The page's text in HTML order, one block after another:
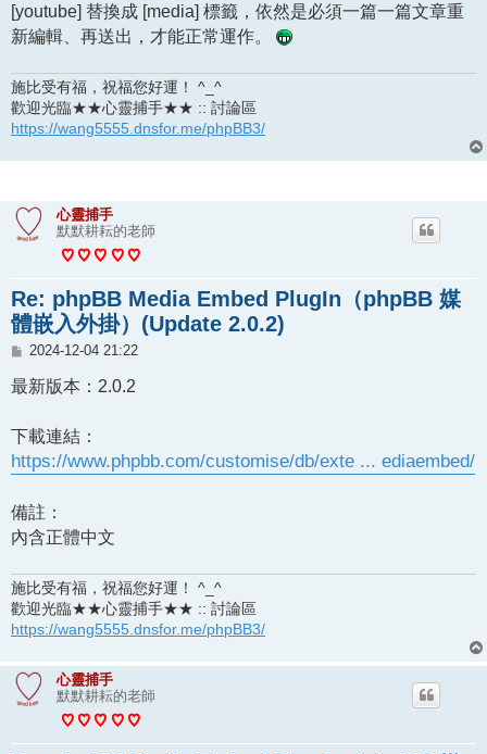
[youtube] 替換成 [media] 標籤，依然是必須一篇一篇文章重
新編輯、再送出，才能正常運作。
施比受有福，祝福您好運！ ^_^
歡迎光臨★★心靈捕手★★ :: 討論區
https://wang5555.dnsfor.me/phpBB3/
心靈捕手
默默耕耘的老師
Re: phpBB Media Embed PlugIn（phpBB 媒
體嵌入外掛）(Update 2.0.2)
文
2024-12-04 21:22
最新版本：2.0.2
下載連結：
https://www.phpbb.com/customise/db/exte ... ediaembed/
備註：
內含正體中文
施比受有福，祝福您好運！ ^_^
歡迎光臨★★心靈捕手★★ :: 討論區
https://wang5555.dnsfor.me/phpBB3/
心靈捕手
默默耕耘的老師